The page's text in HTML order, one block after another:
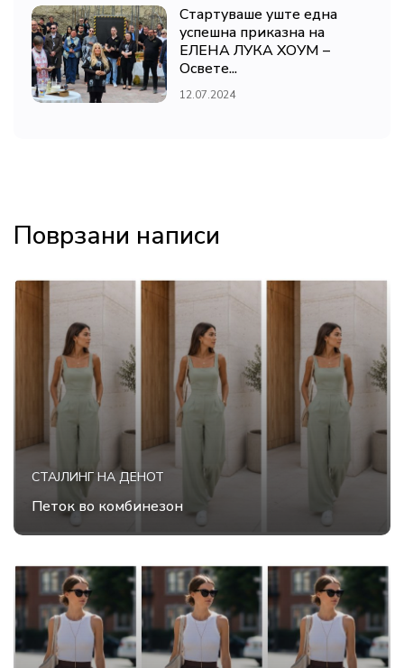
Стартуваше уште една
успешна приказна на
ЕЛЕНА ЛУКА ХОУМ –
Освете...
12.07.2024
Поврзани написи
СТАЈЛИНГ НА ДЕНОТ
Петок во комбинезон